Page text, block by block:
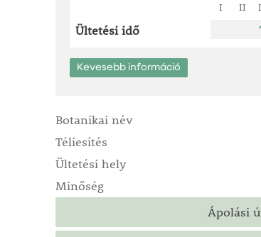
I II
Ültetési idő
Kevesebb információ
Botanikai név
Téliesítés
Ültetési hely
Minőség
Ápolási